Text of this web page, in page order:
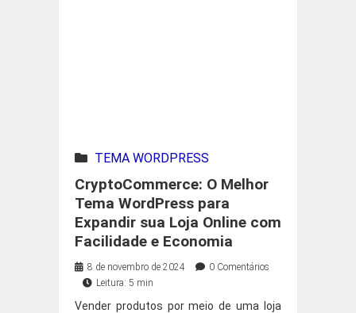
TEMA WORDPRESS
CryptoCommerce: O Melhor
Tema WordPress para
Expandir sua Loja Online com
Facilidade e Economia
8 de novembro de 2024
0 Comentários
Leitura: 5 min
Vender produtos por meio de uma loja